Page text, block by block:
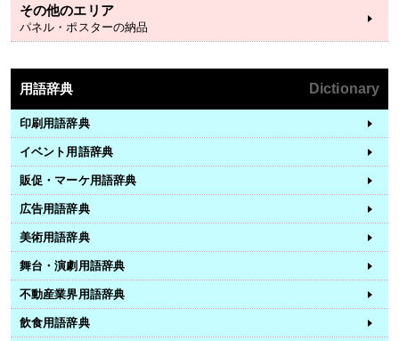
その他のエリア
パネル・ポスターの納品
用語辞典 Dictionary
印刷用語辞典
イベント用語辞典
販促・マーケ用語辞典
広告用語辞典
美術用語辞典
舞台・演劇用語辞典
不動産業界用語辞典
飲食用語辞典